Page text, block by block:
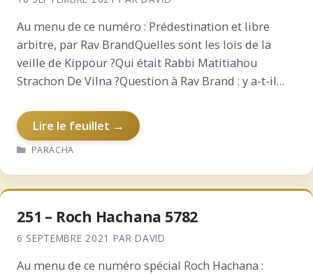
Au menu de ce numéro : Prédestination et libre
arbitre, par Rav BrandQuelles sont les lois de la
veille de Kippour ?Qui était Rabbi Matitiahou
Strachon De Vilna ?Question à Rav Brand : y a-t-il
Lire le feuillet →
CATÉGORIES
PARACHA
251 – Roch Hachana 5782
6 SEPTEMBRE 2021 PAR DAVID
Au menu de ce numéro spécial Roch Hachana :